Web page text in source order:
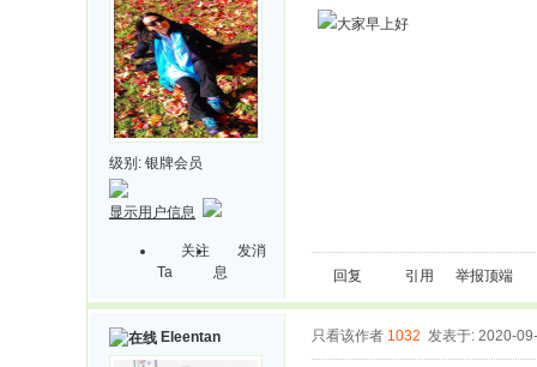
级别: 银牌会员
显示用户信息
关注
Ta
发消
息
大家早上好
回复 引用 举报顶端
Eleentan 只看该作者 1032 发表于: 2020-